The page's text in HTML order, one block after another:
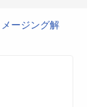
ージング解